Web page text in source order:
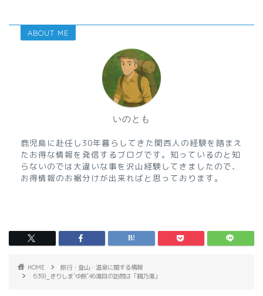
ABOUT ME
いのとも
鹿児島に赴任し30年暮らしてきた関西人の経験を踏まえ
たお得な情報を発信するブログです。知っているのと知
らないのでは大違いな事を沢山経験してきましたので、
お得情報のお裾分けが出来ればと思っております。
HOME
旅行・登山・温泉に関する情報
639)_きりしま’ゆ旅’46湯目の訪問は「鶴乃湯」